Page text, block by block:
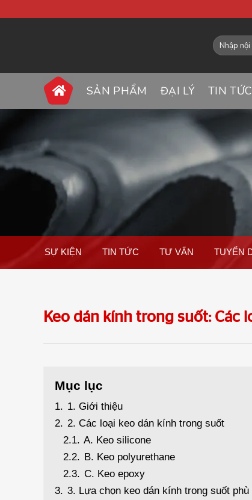
SẢN PHẨM ĐẠI LÝ TIN TỨC
SỰ KIỆN TIN TỨC TƯ VẤN TUYỂN
Keo dán kính trong suốt: Các
Mục lục
1. 1. Giới thiệu
2. 2. Các loại keo dán kính trong suốt
2.1. A. Keo silicone
2.2. B. Keo polyurethane
2.3. C. Keo epoxy
3. 3. Lựa chọn keo dán kính trong suốt phù